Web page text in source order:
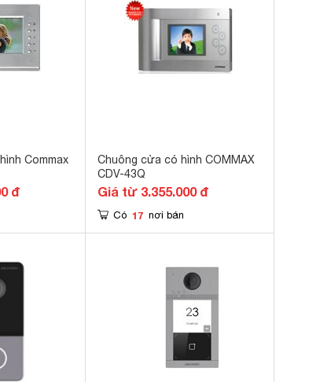
Commax
đ
Chuông cửa có hình COMMAX
CDV-43Q
Giá từ 3.355.000 đ
Có 17 nơi bán